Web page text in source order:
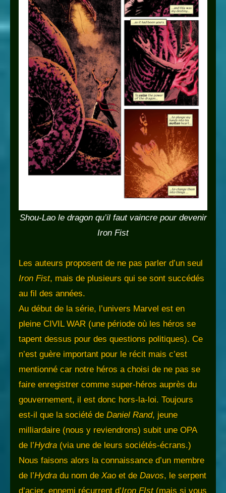
Shou-Lao le dragon qu’il faut vaincre pour devenir
Iron Fist
Les auteurs proposent de ne pas parler d’un seul
Iron Fist, mais de plusieurs qui se sont succédés
au fil des années.
Au début de la série, l’univers Marvel est en
pleine CIVIL WAR (une période où les héros se
tapent dessus pour des questions politiques). Ce
n’est guère important pour le récit mais c’est
mentionné car notre héros a choisi de ne pas se
faire enregistrer comme super-héros auprès du
gouvernement, il est donc hors-la-loi. Toujours
est-il que la société de Daniel Rand, jeune
milliardaire (nous y reviendrons) subit une OPA
de l’Hydra (via une de leurs sociétés-écrans.)
Nous faisons alors la connaissance d’un membre
de l’Hydra du nom de Xao et de Davos, le serpent
d’acier, ennemi récurrent d’Iron FIst(mais si vous